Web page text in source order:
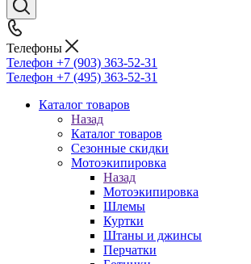
Телефоны
Телефон +7 (903) 363-52-31
Телефон +7 (495) 363-52-31
Каталог товаров
Назад
Каталог товаров
Сезонные скидки
Мотоэкипировка
Назад
Мотоэкипировка
Шлемы
Куртки
Штаны и джинсы
Перчатки